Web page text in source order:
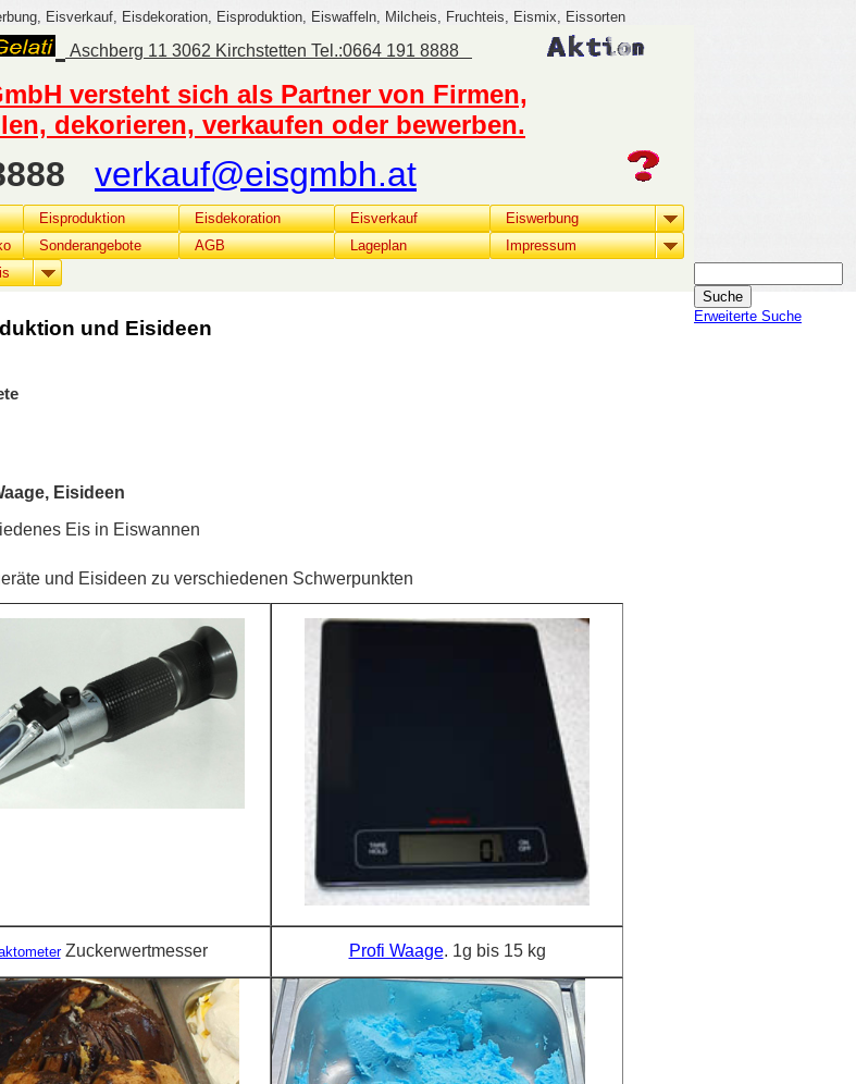
Eisverkauf, Eisdekoration, Eisproduktion, Eiswaffeln, Milcheis, Fruchteis, Eismix, Eissorten
Aschberg 11 3062 Kirchstetten Tel.:0664 191 8888
versteht sich als Partner von Firmen,
dekorieren, verkaufen oder bewerben.
verkauf@eisgmbh.at
Eisproduktion Eisdekoration Eisverkauf
Eiswerbung
Sonderangebote AGB Lageplan
Impressum
Erweiterte Suche
und Eisideen
Eisideen
Eis in Eiswannen
und Eisideen zu verschiedenen Schwerpunkten
Zuckerwertmesser Profi Waage. 1g bis 15 kg